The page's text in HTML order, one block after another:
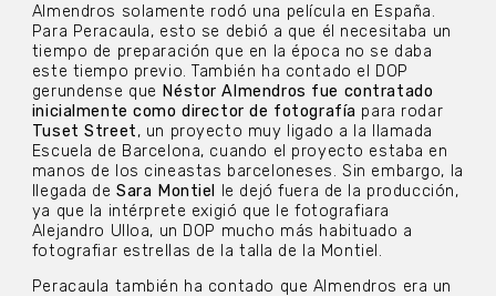
Almendros solamente rodó una película en España.
Para Peracaula, esto se debió a que él necesitaba un
tiempo de preparación que en la época no se daba
este tiempo previo. También ha contado el DOP
gerundense que Néstor Almendros fue contratado
inicialmente como director de fotografía para rodar
Tuset Street, un proyecto muy ligado a la llamada
Escuela de Barcelona, cuando el proyecto estaba en
manos de los cineastas barceloneses. Sin embargo, la
llegada deSara Montiel
le dejó fuera de la producción,
ya que la intérprete exigió que le fotografiara
Alejandro Ulloa, un DOP mucho más habituado a
fotografiar estrellas de la talla de la Montiel.
Peracaula también ha contado que Almendros era un